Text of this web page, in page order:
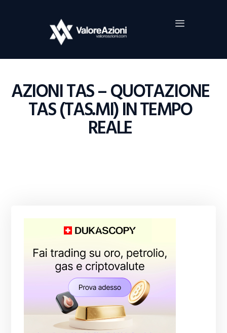
AZIONI TAS – QUOTAZIONE
TAS (TAS.MI) IN TEMPO
REALE
Home
Investimenti
Borsa
Guide Al Trading
Criptovalute